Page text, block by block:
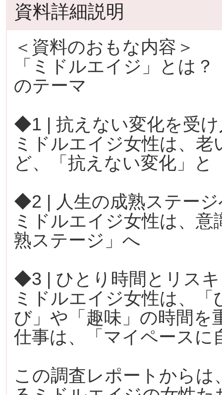
資料詳細説明
＜資料のおもな内容＞
「ミドルエイジ」とは
のテーマ
◆1 | 抗えない変化を受
ミドルエイジ女性は、
ど、「抗えない変化」
◆2 | 人生の成熟ステー
ミドルエイジ女性は、
熟ステージ」へ
◆3 | ひとり時間とリス
ミドルエイジ女性は、
び」や「趣味」の時間を
仕事は、「マイペースに
この調査レポートからは